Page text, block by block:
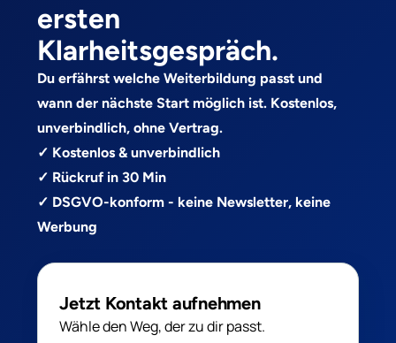
ersten
Klarheitsgespräch.
Du erfährst welche Weiterbildung passt und
wann der nächste Start möglich ist. Kostenlos,
unverbindlich, ohne Vertrag.
✓ Kostenlos & unverbindlich
✓ Rückruf in 30 Min
✓ DSGVO-konform - keine Newsletter, keine
Werbung
Jetzt Kontakt aufnehmen
Wähle den Weg, der zu dir passt.